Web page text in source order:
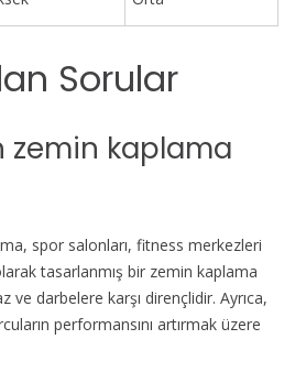
Sorular
zemin kaplama
spor salonları, fitness merkezleri
tasarlanmış bir zemin kaplama
ve darbelere karşı dirençlidir. Ayrıca,
performansını artırmak üzere